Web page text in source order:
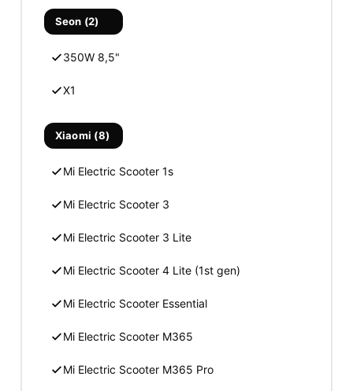
Seon (2)
350W 8,5"
X1
Xiaomi (8)
Mi Electric Scooter 1s
Mi Electric Scooter 3
Mi Electric Scooter 3 Lite
Mi Electric Scooter 4 Lite (1st gen)
Mi Electric Scooter Essential
Mi Electric Scooter M365
Mi Electric Scooter M365 Pro